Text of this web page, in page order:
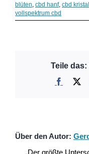
blüten, cbd hanf, cbd
vollspektrum cbd
Teile
Über den Autor: